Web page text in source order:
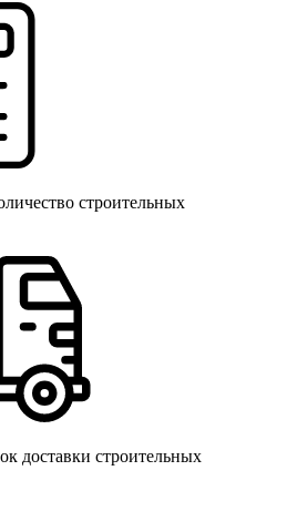
строительных
доставки строительных